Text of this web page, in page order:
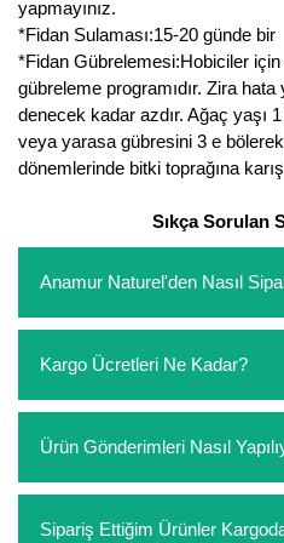
yapmayınız.
*Fidan Sulaması:15-20 günde bir
*Fidan Gübrelemesi:Hobiciler
gübreleme programıdır. Zira hata
denecek kadar azdır. Ağaç yaşı
veya yarasa gübresini 3 e
dönemlerinde bitki toprağına
Sıkça Sorulan
Anamur Naturel'den Nasıl
oluşturarak,iletişim
whatsapp hattımızdan
ödemelerini sipariş verdikten
Kargo Ücretleri Ne Kadar?
etmeyin diye 1500 lira ve
kargoyu biz karşılıyoruz. 1500
kargo ücreti ödeme
Ürün Gönderimleri Nasıl
paketlenip gönderim
Sipariş Ettiğim Ürünler